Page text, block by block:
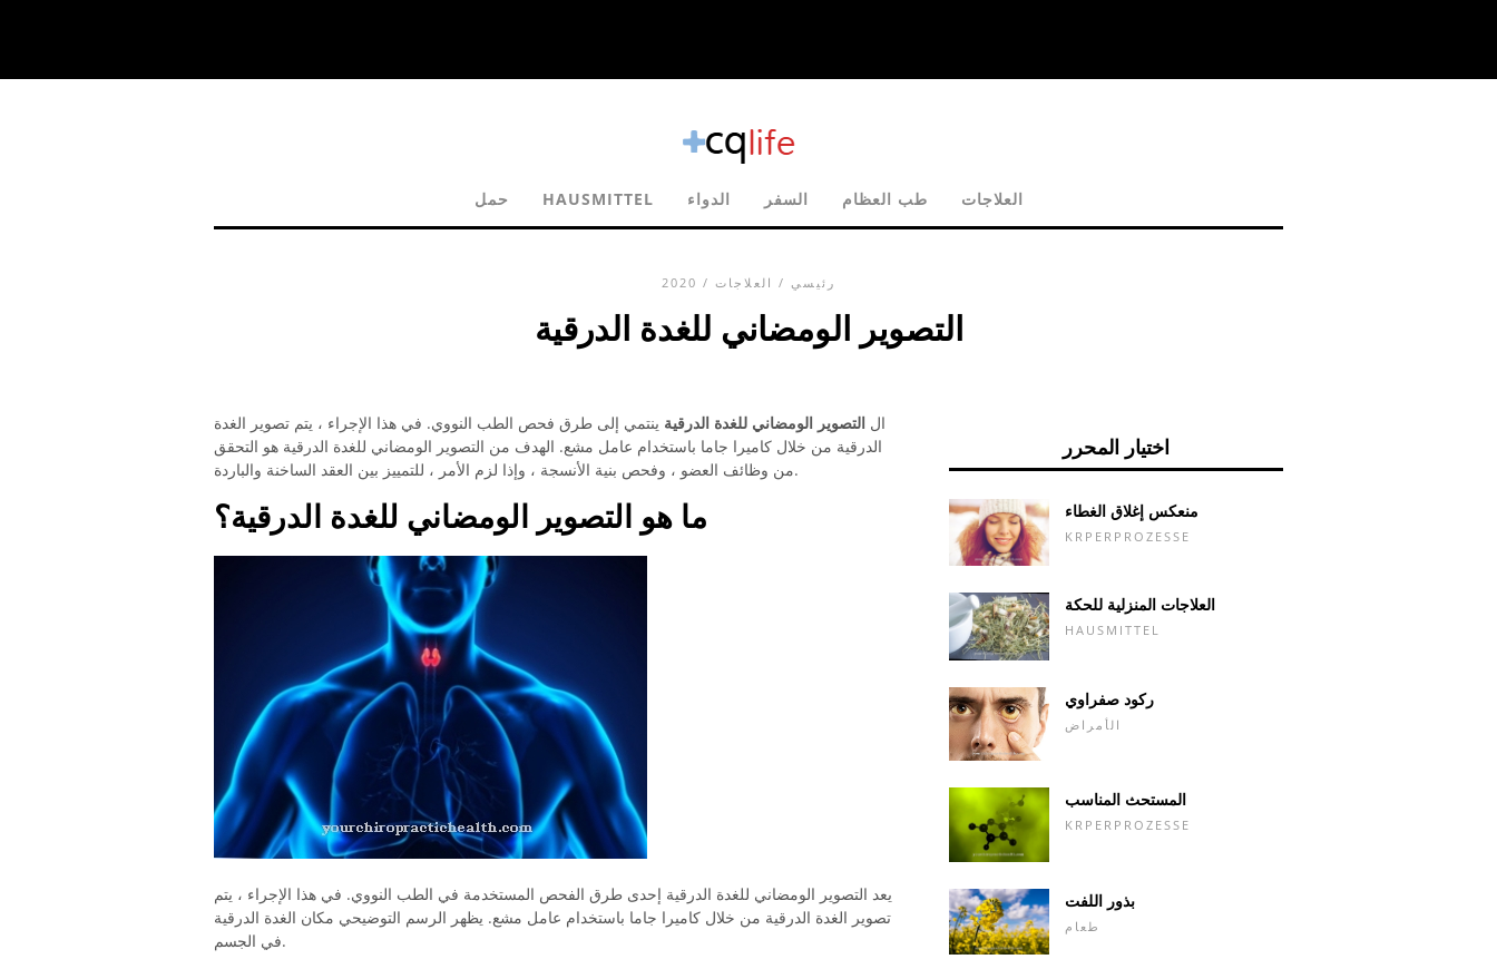
حمل HAUSMITTEL الدواء السفر طب العظام العلاجات
رئيسي / العلاجات / 2020
التصوير الومضاني للغدة الدرقية
ال التصوير الومضاني للغدة الدرقية ينتمي إلى طرق فحص الطب النووي. في هذا الإجراء ، يتم تصوير الغدة
الدرقية من خلال كاميرا جاما باستخدام عامل مشع. الهدف من التصوير الومضاني للغدة الدرقية هو التحقق
من وظائف العضو ، وفحص بنية الأنسجة ، وإذا لزم الأمر ، للتمييز بين العقد الساخنة والباردة.
ما هو التصوير الومضاني للغدة الدرقية؟
يعد التصوير الومضاني للغدة الدرقية إحدى طرق الفحص المستخدمة في الطب النووي. في هذا الإجراء ، يتم
تصوير الغدة الدرقية من خلال كاميرا جاما باستخدام عامل مشع. يظهر الرسم التوضيحي مكان الغدة الدرقية
في الجسم.
اختيار المحرر
منعكس إغلاق الغطاء
KRPERPROZESSE
العلاجات المنزلية للحكة
HAUSMITTEL
ركود صفراوي
الأمراض
المستحث المناسب
KRPERPROZESSE
بذور اللفت
طعام